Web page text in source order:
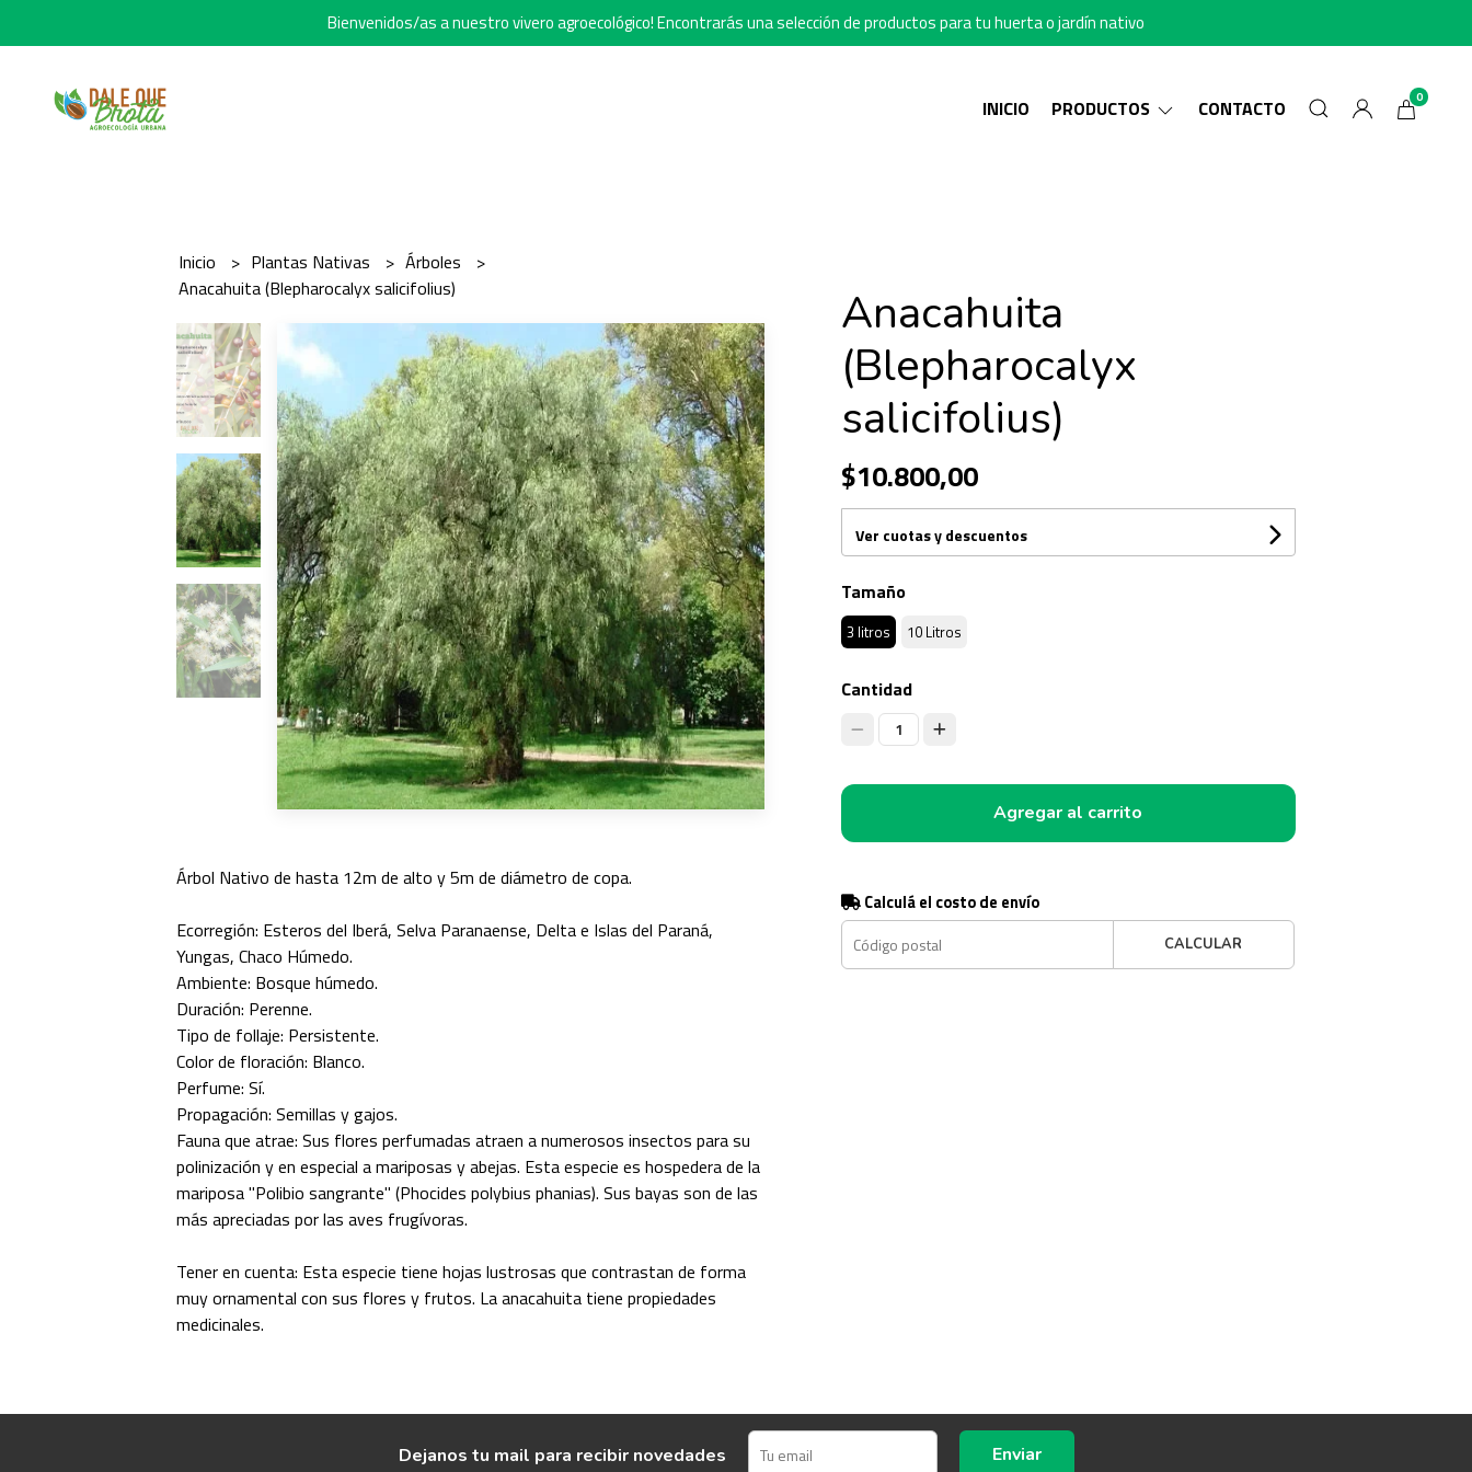
Bienvenidos/as a nuestro vivero agroecológico! Encontrarás una selección de productos para tu huerta o jardín nativo
INICIO PRODUCTOS CONTACTO 0
Inicio Plantas Nativas
Árboles
Anacahuita (Blepharocalyx salicifolius)
Árbol Nativo de hasta 12m de alto y 5m de diámetro de copa.
Ecorregión: Esteros del Iberá, Selva Paranaense, Delta e Islas del Paraná,
Yungas, Chaco Húmedo.
Ambiente: Bosque húmedo.
Duración: Perenne.
Tipo de follaje: Persistente.
Color de floración: Blanco.
Perfume: Sí.
Propagación: Semillas y gajos.
Fauna que atrae: Sus flores perfumadas atraen a numerosos insectos para su
polinización y en especial a mariposas y abejas. Esta especie es hospedera de la
mariposa "Polibio sangrante" (Phocides polybius phanias). Sus bayas son de las
más apreciadas por las aves frugívoras.
Tener en cuenta: Esta especie tiene hojas lustrosas que contrastan de forma
muy ornamental con sus flores y frutos. La anacahuita tiene propiedades
medicinales.
Anacahuita
(Blepharocalyx
salicifolius)
$10.800,00
Ver cuotas y descuentos
Tamaño
3 litros 10 Litros
Cantidad
1
Agregar al carrito
Calculá el costo de envío
CALCULAR
Dejanos tu mail para recibir novedades Enviar